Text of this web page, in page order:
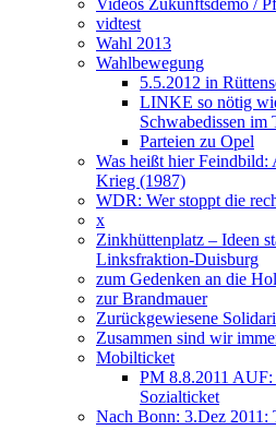
Videos Zukunftsdemo /
vidtest
Wahl 2013
Wahlbewegung
5.5.2012 in
LINKE so nötig
Schwabedissen im
Parteien zu Opel
Was heißt hier
Krieg (1987)
WDR: Wer stoppt die
x
Zinkhüttenplatz – Ideen
Linksfraktion-Duisburg
zum Gedenken an die
zur Brandmauer
Zurückgewiesene
Zusammen sind wir
Mobilticket
PM 8.8.2011
Sozialticket
Nach Bonn: 3.Dez 2011: